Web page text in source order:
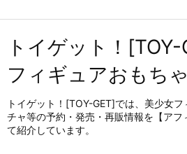
トイゲット！
フィギュアおもち
トイゲット！[TOY-GET]では、美少女
チャ等の予約・発売・再販情報を【アフ
て紹介しています。